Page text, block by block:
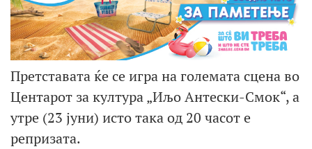
Претставата ќе се игра на големата сцена во
Центарот за култура „Иљо Антески-Смок“, а
утре (23 јуни) исто така од 20 часот е
репризата.